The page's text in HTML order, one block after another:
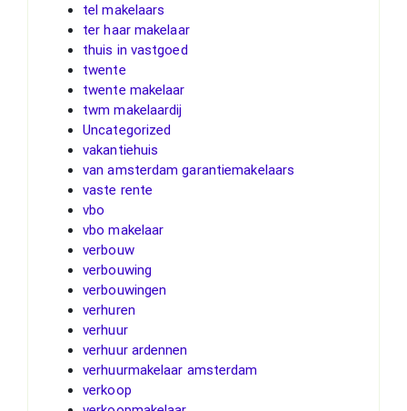
tel makelaars
ter haar makelaar
thuis in vastgoed
twente
twente makelaar
twm makelaardij
Uncategorized
vakantiehuis
van amsterdam garantiemakelaars
vaste rente
vbo
vbo makelaar
verbouw
verbouwing
verbouwingen
verhuren
verhuur
verhuur ardennen
verhuurmakelaar amsterdam
verkoop